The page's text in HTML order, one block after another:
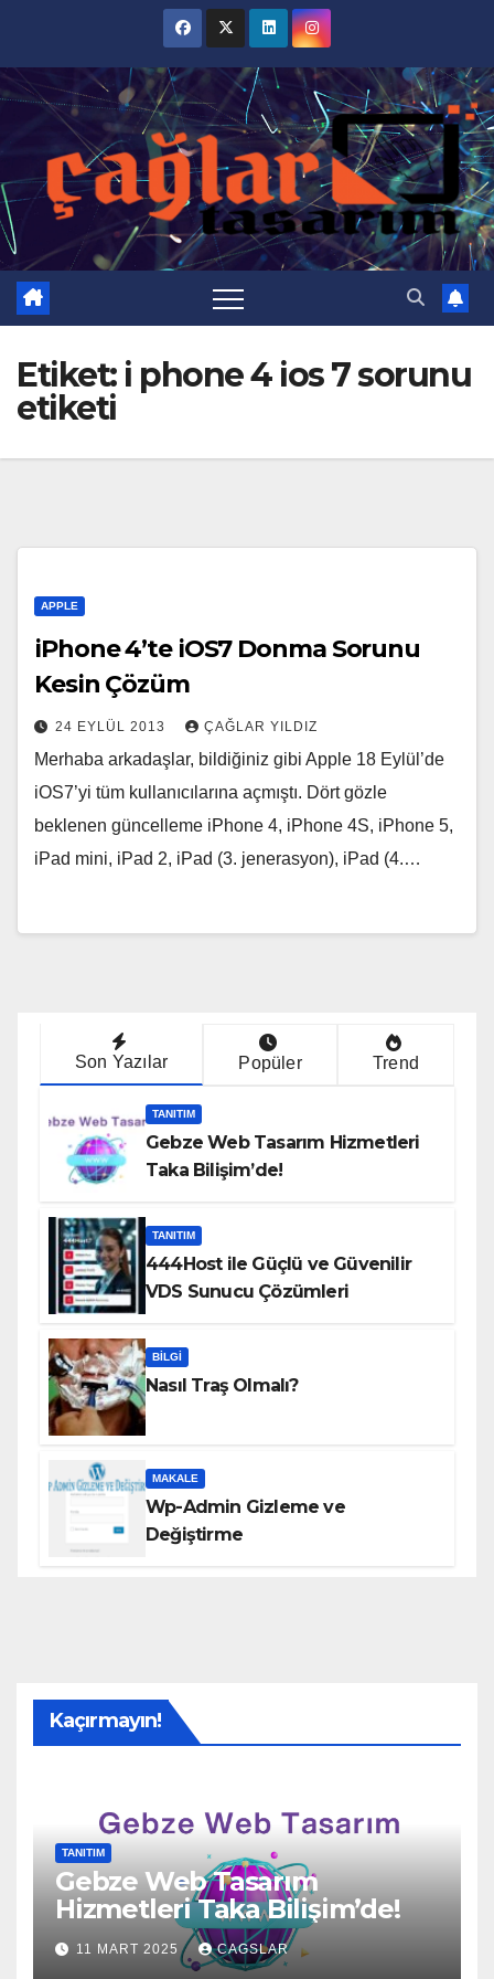
content
Etiket: i phone 4 ios 7 sorunu
etiketi
APPLE
iPhone 4’te iOS7 Donma Sorunu
Kesin Çözüm
24 EYLÜL 2013 ÇAĞLAR YILDIZ
Merhaba arkadaşlar, bildiğiniz gibi Apple 18 Eylül’de
iOS7’yi tüm kullanıcılarına açmıştı. Dört gözle
beklenen güncelleme iPhone 4, iPhone 4S, iPhone 5,
iPad mini, iPad 2, iPad (3. jenerasyon), iPad (4.…
Son Yazılar Popüler Trend
TANITIM
Gebze Web Tasarım Hizmetleri
Taka Bilişim’de!
TANITIM
444Host ile Güçlü ve Güvenilir
VDS Sunucu Çözümleri
BILGI
Nasıl Traş Olmalı?
MAKALE
Wp-Admin Gizleme ve
Değiştirme
Kaçırmayın!
TANITIM
Gebze Web Tasarım
Hizmetleri Taka Bilişim’de!
11 MART 2025 CAGSLAR